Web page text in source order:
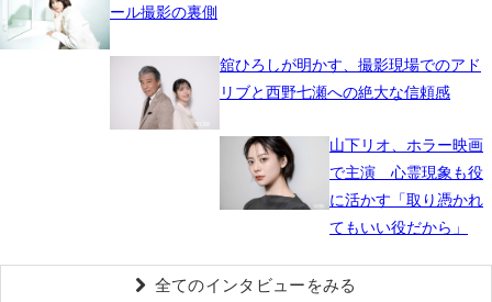
ール撮影の裏側
舘ひろしが明かす、撮影現場でのアド
リブと西野七瀬への絶大な信頼感
山下リオ、ホラー映画
で主演 心霊現象も役
に活かす「取り憑かれ
てもいい役だから」
全てのインタビューをみる